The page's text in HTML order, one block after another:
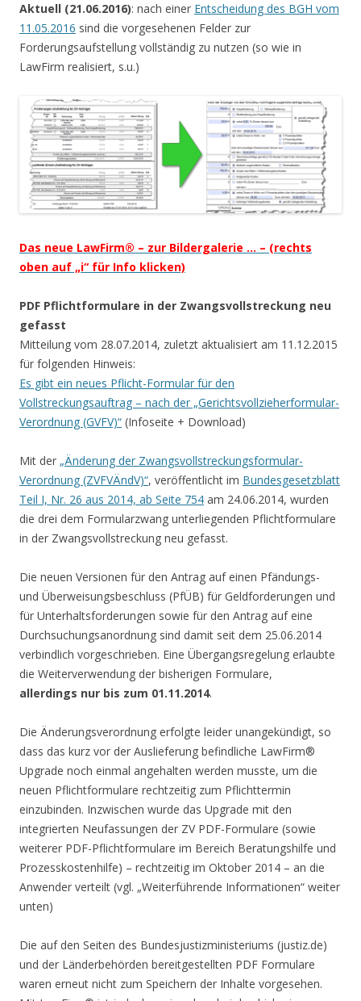
Aktuell (21.06.2016): nach einer Entscheidung des BGH vom
11.05.2016 sind die vorgesehenen Felder zur
Forderungsaufstellung vollständig zu nutzen (so wie in
LawFirm realisiert, s.u.)
Das neue LawFirm® – zur Bildergalerie … – (rechts
oben auf „i“ für Info klicken)
PDF Pflichtformulare in der Zwangsvollstreckung neu
gefasst
Mitteilung vom 28.07.2014, zuletzt aktualisiert am 11.12.2015
für folgenden Hinweis:
Es gibt ein neues Pflicht-Formular für den
Vollstreckungsauftrag – nach der „Gerichtsvollzieherformular-
Verordnung (GVFV)“ (Infoseite + Download)
Mit der „Änderung der Zwangsvollstreckungsformular-
Verordnung (ZVFVÄndV)“, veröffentlicht im Bundesgesetzblatt
Teil I, Nr. 26 aus 2014, ab Seite 754 am 24.06.2014, wurden
die drei dem Formularzwang unterliegenden Pflichtformulare
in der Zwangsvollstreckung neu gefasst.
Die neuen Versionen für den Antrag auf einen Pfändungs-
und Überweisungsbeschluss (PfÜB) für Geldforderungen und
für Unterhaltsforderungen sowie für den Antrag auf eine
Durchsuchungsanordnung sind damit seit dem 25.06.2014
verbindlich vorgeschrieben. Eine Übergangsregelung erlaubte
die Weiterverwendung der bisherigen Formulare,
allerdings nur bis zum 01.11.2014.
Die Änderungsverordnung erfolgte leider unangekündigt, so
dass das kurz vor der Auslieferung befindliche LawFirm®
Upgrade noch einmal angehalten werden musste, um die
neuen Pflichtformulare rechtzeitig zum Pflichttermin
einzubinden. Inzwischen wurde das Upgrade mit den
integrierten Neufassungen der ZV PDF-Formulare (sowie
weiterer PDF-Pflichtformulare im Bereich Beratungshilfe und
Prozesskostenhilfe) – rechtzeitig im Oktober 2014 – an die
Anwender verteilt (vgl. „Weiterführende Informationen“ weiter
unten)
Die auf den Seiten des Bundesjustizministeriums (justiz.de)
und der Länderbehörden bereitgestellten PDF Formulare
waren erneut nicht zum Speichern der Inhalte vorgesehen.